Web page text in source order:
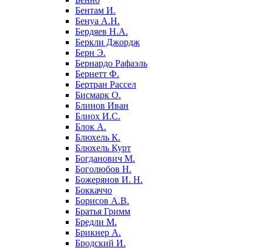
Бентам И.
Бенуа А.Н.
Бердяев Н.А.
Беркли Джордж
Берн Э.
Бернардо Рафаэль
Бернетт Ф.
Бертран Рассел
Бисмарк О.
Блинов Иван
Блиох И.С.
Блок А.
Блюхель К.
Блюхель Курт
Богданович М.
Боголюбов Н.
Божерянов И. Н.
Боккаччо
Борисов А.В.
Братья Гримм
Бредли М.
Брикнер А.
Бродский И.